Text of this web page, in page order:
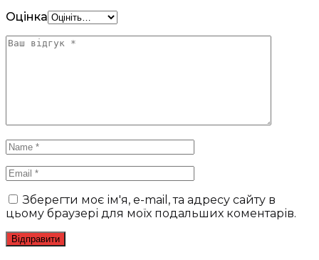
Оцінка
Зберегти моє ім'я, e-mail, та адресу сайту в
цьому браузері для моїх подальших коментарів.